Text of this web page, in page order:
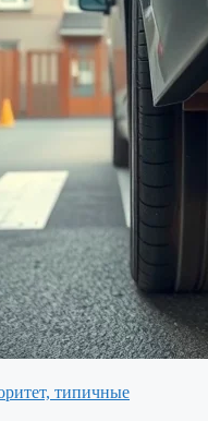
типичные